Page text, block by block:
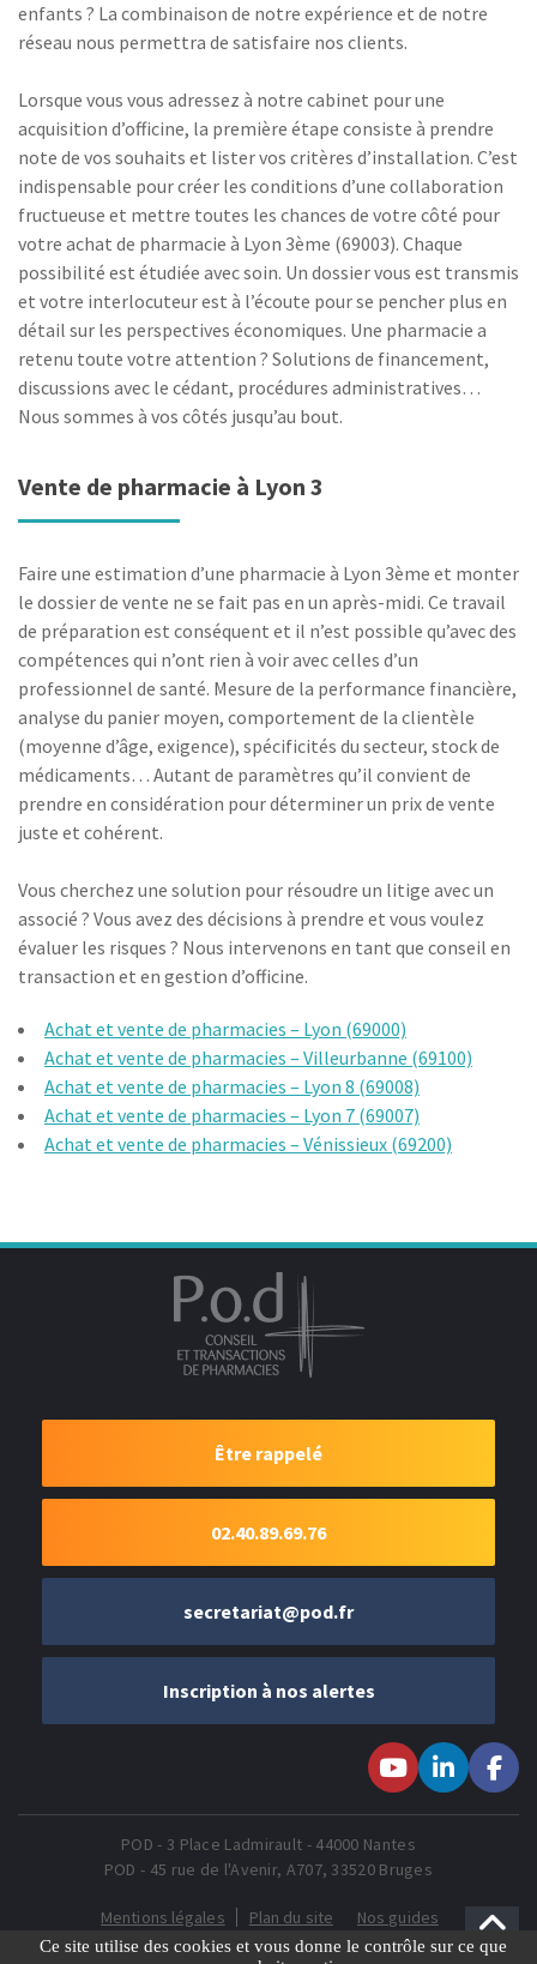
Ce site utilise des cookies et vous donne le contrôle sur ce que
enfants ? La combinaison de notre expérience et de notre
réseau nous permettra de satisfaire nos clients.
Lorsque vous vous adressez à notre cabinet pour une
acquisition d’officine, la première étape consiste à prendre
note de vos souhaits et lister vos critères d’installation. C’est
indispensable pour créer les conditions d’une collaboration
fructueuse et mettre toutes les chances de votre côté pour
votre achat de pharmacie à Lyon 3ème (69003). Chaque
possibilité est étudiée avec soin. Un dossier vous est transmis
et votre interlocuteur est à l’écoute pour se pencher plus en
détail sur les perspectives économiques. Une pharmacie a
retenu toute votre attention ? Solutions de financement,
discussions avec le cédant, procédures administratives…
Nous sommes à vos côtés jusqu’au bout.
Vente de pharmacie à Lyon 3
Faire une estimation d’une pharmacie à Lyon 3ème et monter
le dossier de vente ne se fait pas en un après-midi. Ce travail
de préparation est conséquent et il n’est possible qu’avec des
compétences qui n’ont rien à voir avec celles d’un
professionnel de santé. Mesure de la performance financière,
analyse du panier moyen, comportement de la clientèle
(moyenne d’âge, exigence), spécificités du secteur, stock de
médicaments… Autant de paramètres qu’il convient de
prendre en considération pour déterminer un prix de vente
juste et cohérent.
Vous cherchez une solution pour résoudre un litige avec un
associé ? Vous avez des décisions à prendre et vous voulez
évaluer les risques ? Nous intervenons en tant que conseil en
transaction et en gestion d’officine.
Achat et vente de pharmacies – Lyon (69000)
Achat et vente de pharmacies – Villeurbanne (69100)
Achat et vente de pharmacies – Lyon 8 (69008)
Achat et vente de pharmacies – Lyon 7 (69007)
Achat et vente de pharmacies – Vénissieux (69200)
Être rappelé
02.40.89.69.76
secretariat@pod.fr
Inscription à nos alertes
Youtubesur LinkedIn
nous sur
POD - 3 Place Ladmirault - 44000 Nantes
POD - 45 rue de l'Avenir, A707, 33520 Bruges
Mentions légales Plan du site
Nos guides
Gestion des Cookies